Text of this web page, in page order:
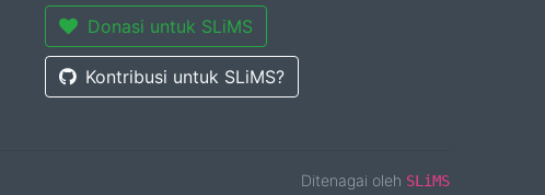
Donasi untuk SLiMS
Kontribusi untuk SLiMS?
Ditenagai oleh SLiMS